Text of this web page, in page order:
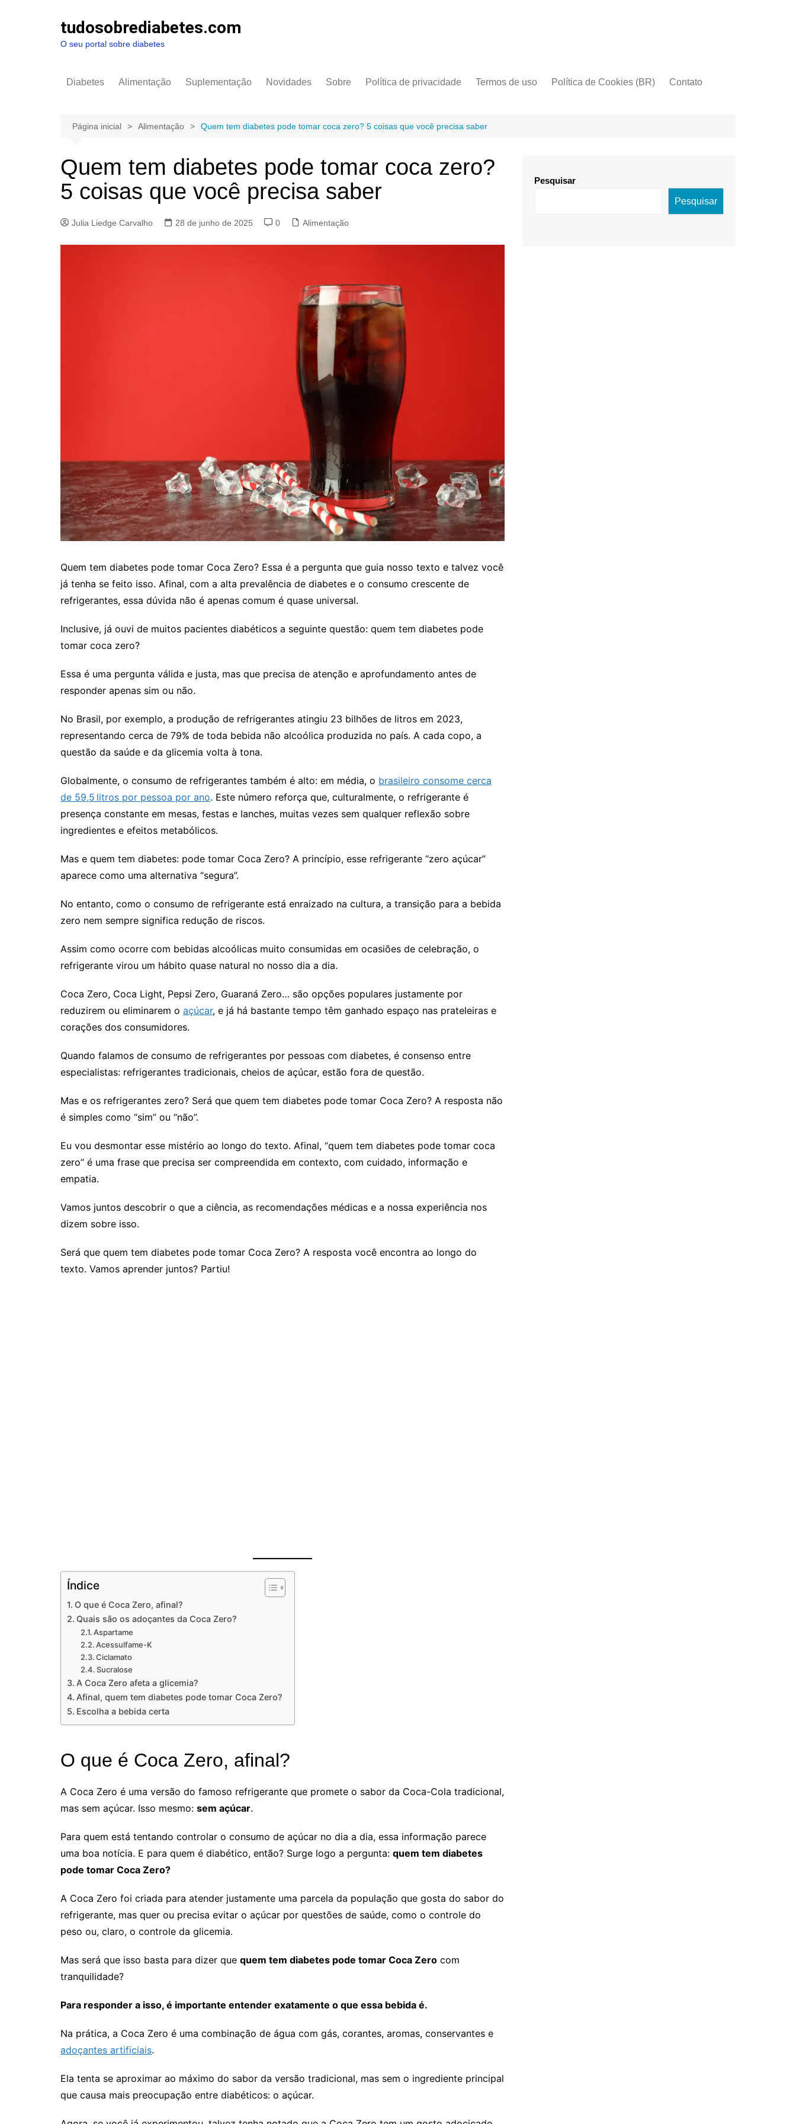
tudosobrediabetes.com
O seu portal sobre diabetes
Diabetes Alimentação Suplementação Novidades Sobre Política de privacidade Termos de uso Política de Cookies (BR) Contato
Página inicial Alimentação Quem tem diabetes pode tomar coca zero? 5 coisas que você precisa saber
Quem tem diabetes pode tomar coca zero?
5 coisas que você precisa saber
Julia Liedge Carvalho 28 de junho de 2025 0 Alimentação
Quem tem diabetes pode tomar Coca Zero? Essa é a pergunta que guia nosso texto e talvez você
já tenha se feito isso. Afinal, com a alta prevalência de diabetes e o consumo crescente de
refrigerantes, essa dúvida não é apenas comum é quase universal.
Inclusive, já ouvi de muitos pacientes diabéticos a seguinte questão: quem tem diabetes pode
tomar coca zero?
Essa é uma pergunta válida e justa, mas que precisa de atenção e aprofundamento antes de
responder apenas sim ou não.
No Brasil, por exemplo, a produção de refrigerantes atingiu 23 bilhões de litros em 2023,
representando cerca de 79% de toda bebida não alcoólica produzida no país. A cada copo, a
questão da saúde e da glicemia volta à tona.
Globalmente, o consumo de refrigerantes também é alto: em média, o brasileiro consome cerca
de 59,5 litros por pessoa por ano. Este número reforça que, culturalmente, o refrigerante é
presença constante em mesas, festas e lanches, muitas vezes sem qualquer reflexão sobre
ingredientes e efeitos metabólicos.
Mas e quem tem diabetes: pode tomar Coca Zero? A princípio, esse refrigerante “zero açúcar”
aparece como uma alternativa “segura”.
No entanto, como o consumo de refrigerante está enraizado na cultura, a transição para a bebida
zero nem sempre significa redução de riscos.
Assim como ocorre com bebidas alcoólicas muito consumidas em ocasiões de celebração, o
refrigerante virou um hábito quase natural no nosso dia a dia.
Coca Zero, Coca Light, Pepsi Zero, Guaraná Zero… são opções populares justamente por
reduzirem ou eliminarem o açúcar, e já há bastante tempo têm ganhado espaço nas prateleiras e
corações dos consumidores.
Quando falamos de consumo de refrigerantes por pessoas com diabetes, é consenso entre
especialistas: refrigerantes tradicionais, cheios de açúcar, estão fora de questão.
Mas e os refrigerantes zero? Será que quem tem diabetes pode tomar Coca Zero? A resposta não
é simples como “sim” ou “não”.
Eu vou desmontar esse mistério ao longo do texto. Afinal, “quem tem diabetes pode tomar coca
zero” é uma frase que precisa ser compreendida em contexto, com cuidado, informação e
empatia.
Vamos juntos descobrir o que a ciência, as recomendações médicas e a nossa experiência nos
dizem sobre isso.
Será que quem tem diabetes pode tomar Coca Zero? A resposta você encontra ao longo do
texto. Vamos aprender juntos? Partiu!
Índice
O que é Coca Zero, afinal?
Quais são os adoçantes da Coca Zero?
Aspartame
Acessulfame-K
Ciclamato
Sucralose
A Coca Zero afeta a glicemia?
Afinal, quem tem diabetes pode tomar Coca Zero?
Escolha a bebida certa
O que é Coca Zero, afinal?
A Coca Zero é uma versão do famoso refrigerante que promete o sabor da Coca-Cola tradicional,
mas sem açúcar. Isso mesmo: sem açúcar.
Para quem está tentando controlar o consumo de açúcar no dia a dia, essa informação parece
uma boa notícia. E para quem é diabético, então? Surge logo a pergunta: quem tem diabetes
pode tomar Coca Zero?
A Coca Zero foi criada para atender justamente uma parcela da população que gosta do sabor do
refrigerante, mas quer ou precisa evitar o açúcar por questões de saúde, como o controle do
peso ou, claro, o controle da glicemia.
Mas será que isso basta para dizer que quem tem diabetes pode tomar Coca Zero com
tranquilidade?
Para responder a isso, é importante entender exatamente o que essa bebida é.
Na prática, a Coca Zero é uma combinação de água com gás, corantes, aromas, conservantes e
adoçantes artificiais.
Ela tenta se aproximar ao máximo do sabor da versão tradicional, mas sem o ingrediente principal
que causa mais preocupação entre diabéticos: o açúcar.
Pesquisar
Pesquisar